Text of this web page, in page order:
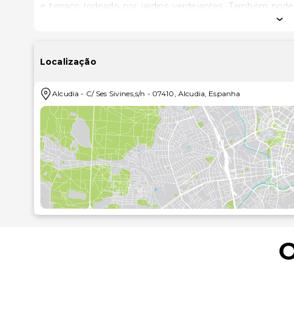
e terraço rodeado por jardins verdejantes. Também
Parque Natural S'Albufera e da cidade histórica à beira-mar
Localização
Alcudia - C/ Ses Sivines,s/n - 07410, Alcudia, Espanha